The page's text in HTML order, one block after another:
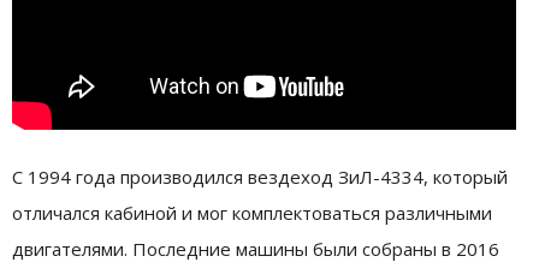
С 1994 года производился вездеход ЗиЛ-4334, который
отличался кабиной и мог комплектоваться различными
двигателями. Последние машины были собраны в 2016